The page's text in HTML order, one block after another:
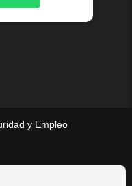
y Empleo